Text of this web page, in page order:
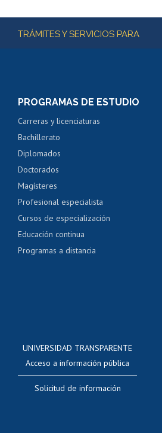
Más información
TRÁMITES Y SERVICIOS PARA
PROGRAMAS DE ESTUDIO
Carreras y licenciaturas
Bachillerato
Diplomados
Doctorados
Magísteres
Profesional especialista
Cursos de especialización
Educación continua
Programas a distancia
UNIVERSIDAD TRANSPARENTE
Acceso a información pública
Solicitud de información